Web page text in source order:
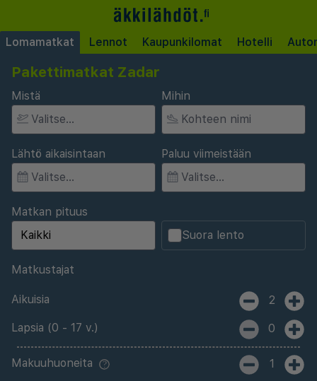
Lomamatkat Lennot Kaupunkilomat Hotelli
Pakettimatkat Zadar
Mistä Mihin
Lähtö aikaisintaan Paluu viimeistään
Matkan pituus
Suora lento
Matkustajat
Aikuisia 2
Lapsia (0 - 17 v.) 0
Makuuhuoneita 1